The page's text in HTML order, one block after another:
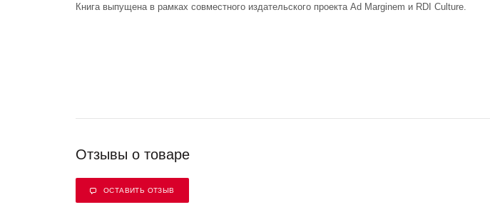
Книга выпущена в рамках совместного издательского проекта Ad Marginem и RDI Culture.
Отзывы о товаре
ОСТАВИТЬ ОТЗЫВ